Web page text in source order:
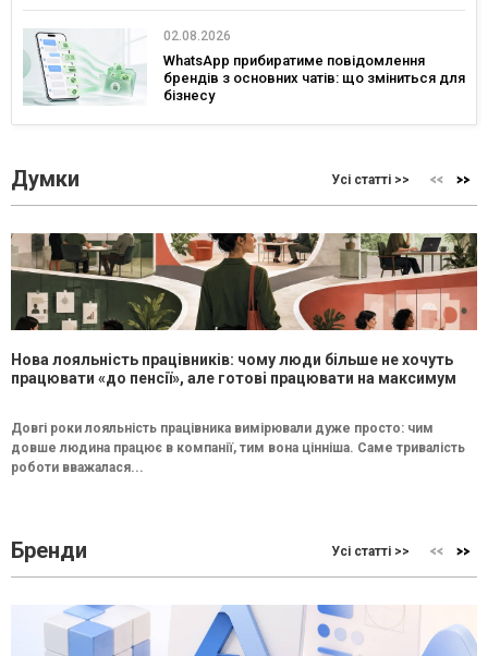
02.08.2026
WhatsApp прибиратиме повідомлення
брендів з основних чатів: що зміниться для
бізнесу
Думки Усі статті >>
Нова лояльність працівників: чому люди більше не хочуть
працювати «до пенсії», але готові працювати на максимум
Довгі роки лояльність працівника вимірювали дуже просто: чим
довше людина працює в компанії, тим вона цінніша. Саме тривалість
роботи вважалася...
Бренди Усі статті >>